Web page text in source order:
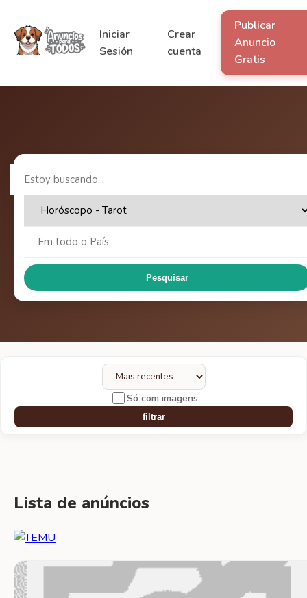
Iniciar
Sesión
Crear
cuenta
Publicar
Anuncio
Gratis
Pesquisar
Só com imagens
filtrar
Lista de anúncios